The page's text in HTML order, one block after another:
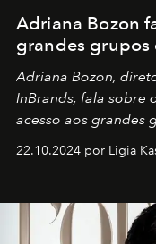
Adriana Bozon
grandes grupos
Adriana Bozon,
InBrands, fala sobre
acesso aos grandes
22.10.2024 por Ligia